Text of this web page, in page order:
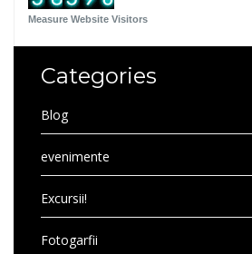
Measure Website Visitors
Categories
Blog
evenimente
Excursii!
Fotogarfii